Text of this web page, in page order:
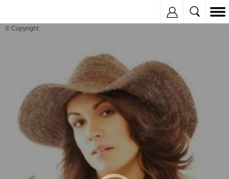
© Copyright: